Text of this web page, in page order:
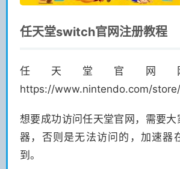
任天堂switch官网注册教程
任天堂官网
https://www.nintendo.com/
想要成功访问任天堂官网，需要大
器，否则是无法访问的，加速器
到。